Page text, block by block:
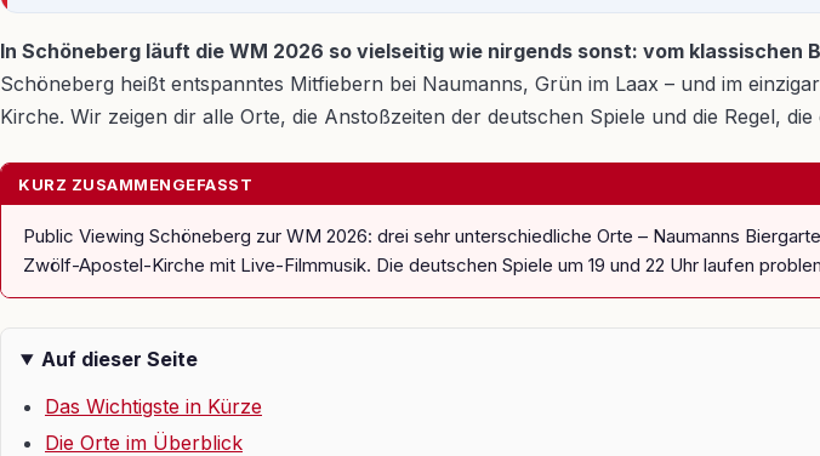
In Schöneberg läuft die WM 2026 so vielseitig wie nirgends sonst: vom
Schöneberg heißt entspanntes Mitfiebern bei Naumanns, Grün im Laax – und im
Kirche. Wir zeigen dir alle Orte, die Anstoßzeiten der deutschen Spiele und die Regel,
KURZ ZUSAMMENGEFASST
Public Viewing Schöneberg zur WM 2026: drei sehr unterschiedliche Orte – Naumanns
Zwölf-Apostel-Kirche mit Live-Filmmusik. Die deutschen Spiele um 19 und 22 Uhr laufen
Auf dieser Seite
Das Wichtigste in Kürze
Die Orte im Überblick